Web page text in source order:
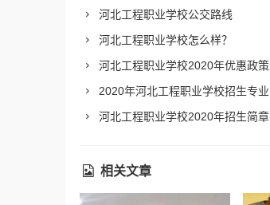
河北工程职业学校公交路线
河北工程职业学校怎么样？
河北工程职业学校2020年优惠政策
2020年河北工程职业学校招生专业
河北工程职业学校2020年招生简章
相关文章